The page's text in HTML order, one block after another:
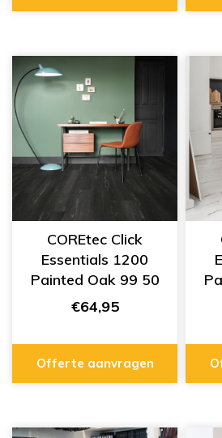
COREtec Click
Essentials 1200
Painted Oak 99 50
LVPE 1399
€64,95
Offerte aanvragen